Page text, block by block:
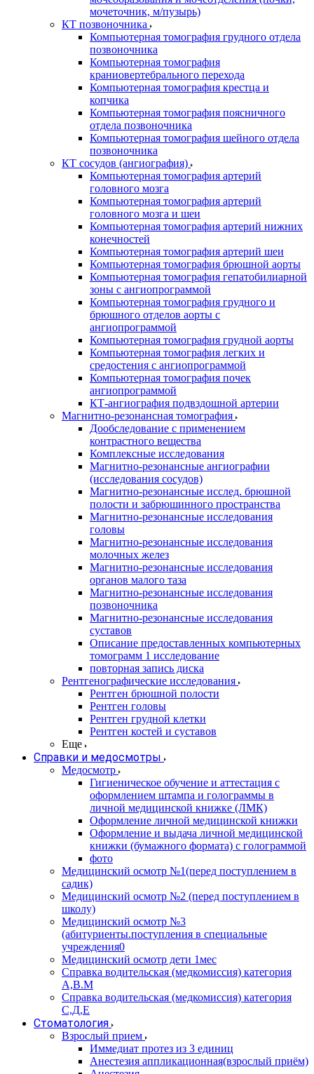
мочеточник, м/пузырь)
КТ позвоночника
Компьютерная томография грудного отдела
позвоночника
Компьютерная томография
краниовертебрального перехода
Компьютерная томография крестца и
копчика
Компьютерная томография поясничного
отдела позвоночника
Компьютерная томография шейного отдела
позвоночника
КТ сосудов (ангиография)
Компьютерная томография артерий
головного мозга
Компьютерная томография артерий
головного мозга и шеи
Компьютерная томография артерий нижних
конечностей
Компьютерная томография артерий шеи
Компьютерная томография брюшной аорты
Компьютерная томография гепатобилиарной
зоны с ангиопрограммой
Компьютерная томография грудного и
брюшного отделов аорты с
ангиопрограммой
Компьютерная томография грудной аорты
Компьютерная томография легких и
средостения с ангиопрограммой
Компьютерная томография почек
ангиопрограммой
КТ-ангиография подвздошной артерии
Магнитно-резонансная томография
Дообследование с применением
контрастного вещества
Комплексные исследования
Магнитно-резонансные ангиографии
(исследования сосудов)
Магнитно-резонансные исслед. брюшной
полости и забрюшинного пространства
Магнитно-резонансные исследования
головы
Магнитно-резонансные исследования
молочных желез
Магнитно-резонансные исследования
органов малого таза
Магнитно-резонансные исследования
позвоночника
Магнитно-резонансные исследования
суставов
Описание предоставленных компьютерных
томограмм 1 исследование
повторная запись диска
Рентгенографические исследования
Рентген брюшной полости
Рентген головы
Рентген грудной клетки
Рентген костей и суставов
Еще
Справки и медосмотры
Медосмотр
Гигиеническое обучение и аттестация с
оформлением штампа и голограммы в
личной медицинской книжке (ЛМК)
Оформление личной медицинской книжки
Оформление и выдача личной медицинской
книжки (бумажного формата) с голограммой
фото
Медицинский осмотр №1(перед поступлением в
садик)
Медицинский осмотр №2 (перед поступлением в
школу)
Медицинский осмотр №3
(абитуриенты.поступления в специальные
учреждения0
Медицинский осмотр дети 1мес
Справка водительская (медкомиссия) категория
А,В.М
Справка водительская (медкомиссия) категория
С,Д,Е
Стоматология
Взрослый прием
Иммедиат протез из 3 единиц
Анестезия аппликационная(взрослый приём)